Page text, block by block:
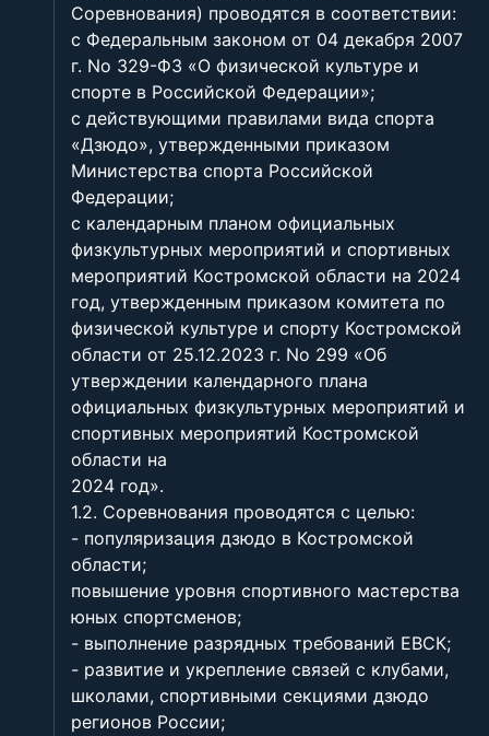
Соревнования) проводятся в соответствии:
с Федеральным законом от 04 декабря 2007
г. No 329-ФЗ «О физической культуре и
спорте в Российской Федерации»;
с действующими правилами вида спорта
«Дзюдо», утвержденными приказом
Министерства спорта Российской
Федерации;
с календарным планом официальных
физкультурных мероприятий и спортивных
мероприятий Костромской области на 2024
год, утвержденным приказом комитета по
физической культуре и спорту Костромской
области от 25.12.2023 г. No 299 «Об
утверждении календарного плана
официальных физкультурных мероприятий и
спортивных мероприятий Костромской
области на
2024 год».
1.2. Соревнования проводятся с целью:
- популяризация дзюдо в Костромской
области;
повышение уровня спортивного мастерства
юных спортсменов;
- выполнение разрядных требований ЕВСК;
- развитие и укрепление связей с клубами,
школами, спортивными секциями дзюдо
регионов России;